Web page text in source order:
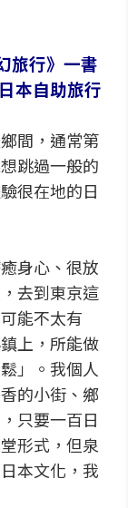
旅行》一書
本自助旅行
間，通常第
跳過一般的
很在地的日
身心、很放
去到東京這
能不太有
上，所能做
」。我個人
的小街、鄉
只要一百日
形式，但泉
本文化，我